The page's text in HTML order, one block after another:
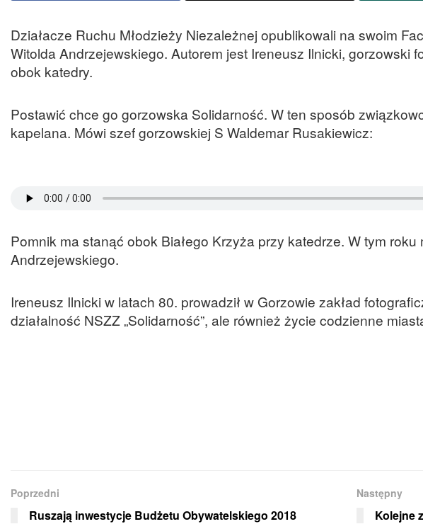
Działacze Ruchu Młodzieży Niezależnej opublikowali na swoim
Witolda Andrzejewskiego. Autorem jest Ireneusz Ilnicki, gorzowski
obok katedry.
Postawić chce go gorzowska Solidarność. W ten sposób
kapelana. Mówi szef gorzowskiej S Waldemar Rusakiewicz:
Pomnik ma stanąć obok Białego Krzyża przy katedrze. W tym
Andrzejewskiego.
Ireneusz Ilnicki w latach 80. prowadził w Gorzowie zakład
działalność NSZZ „Solidarność”, ale również życie codzienne
Poprzedni
Ruszają inwestycje Budżetu Obywatelskiego 2018
Następny
Kolejne